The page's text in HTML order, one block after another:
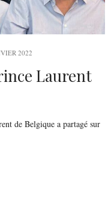
2022
Laurent
de Belgique a partagé sur